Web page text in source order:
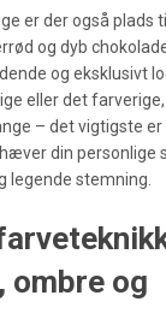
er der også plads
og dyb
og eksklusivt
eller det
– det vigtigste
din personlige
legende stemning.
ombre og